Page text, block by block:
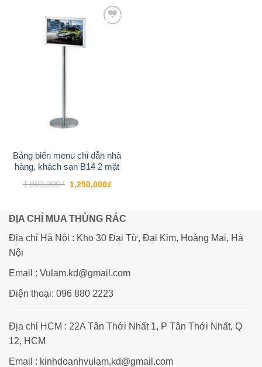
1,050,000₫.
-22%
Bảng biển menu chỉ dẫn nhà
hàng, khách sạn B14 2 mặt
1,600,000₫
Giá
gốc
1,250,000₫Giá
1,250,000₫.
ĐỊA CHỈ MUA THÙNG RÁC
Địa chỉ Hà Nội : Kho 30 Đại Từ, Đại Kim, Hoàng Mai, Hà
Nội
Email : Vulam.kd@gmail.com
Điện thoại: 096 880 2223
Địa chỉ HCM : 22A Tân Thới Nhất 1, P Tân Thới Nhất, Q
12, HCM
Email : kinhdoanhvulam.kd@gmail.com